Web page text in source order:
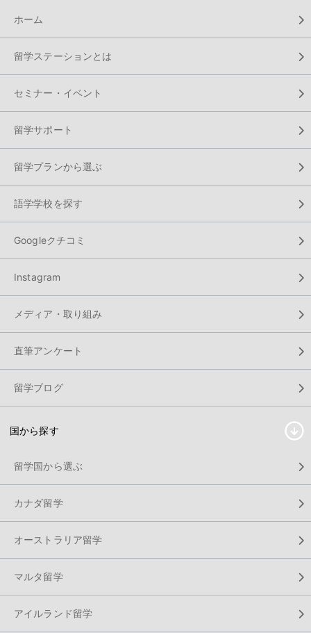
ホーム
留学ステーションとは
セミナー・イベント
留学サポート
留学プランから選ぶ
語学学校を探す
Googleクチコミ
Instagram
メディア・取り組み
直筆アンケート
留学ブログ
国から探す
留学国から選ぶ
カナダ留学
オーストラリア留学
マルタ留学
アイルランド留学